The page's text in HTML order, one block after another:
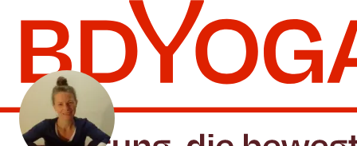
Zum Hauptinhalt der Seite springen
Zur Startseite navigieren